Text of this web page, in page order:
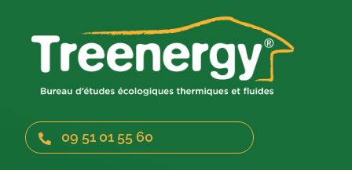
09 51 01 55 60